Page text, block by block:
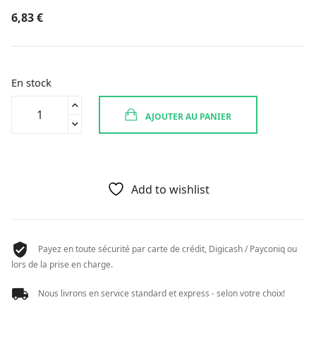
6,83€
En stock
AJOUTER AU PANIER
Add to wishlist
Payez en toute sécurité par carte de crédit, Digicash / Payconiq ou
lors de la prise en charge.
Nous livrons en service standard et express - selon votre choix!